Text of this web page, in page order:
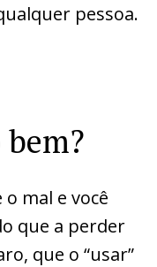
pessoa.
mal e você
que a perder
que o “usar”